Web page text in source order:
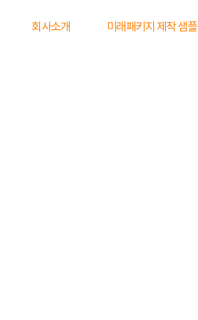
회사소개 미래패키지 제작 샘플